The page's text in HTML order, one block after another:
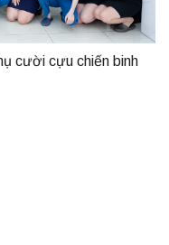
cười cựu chiến binh